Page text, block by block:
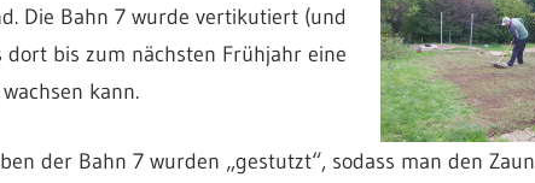
Die Bahn 7 wurde vertikutiert (und
bis zum nächsten Frühjahr eine
kann.
der Bahn 7 wurden „gestutzt“, sodass man den Zaun